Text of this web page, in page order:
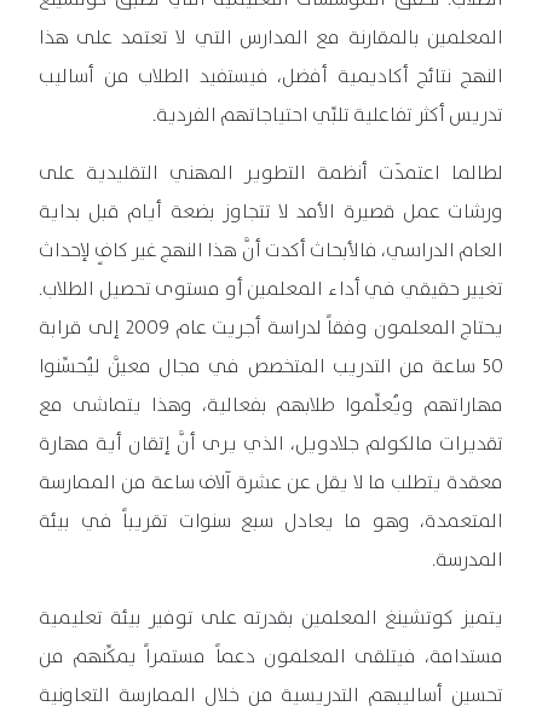
المعلمين بالمقارنة مع المدارس التي لا تعتمد على هذا
النهج نتائج أكاديمية أفضل، فيستفيد الطلاب من أساليب
تدريس أكثر تفاعلية تلبِّي احتياجاتهم الفردية.
لطالما اعتمدَت أنظمة التطوير المهني التقليدية على
ورشات عمل قصيرة الأمد لا تتجاوز بضعة أيام قبل بداية
العام الدراسي، فالأبحاث أكدت أنَّ هذا النهج غير كافٍ لإحداث
تغيير حقيقي في أداء المعلمين أو مستوى تحصيل الطلاب.
يحتاج المعلمون وفقاً لدراسة أجريت عام 2009 إلى قرابة
50 ساعة من التدريب المتخصص في مجال معيَّن ليُحسِّنوا
مهاراتهم ويُعلِّموا طلابهم بفعالية، وهذا يتماشى مع
تقديرات مالكولم جلادويل، الذي يرى أنَّ إتقان أية مهارة
معقدة يتطلب ما لا يقل عن عشرة آلاف ساعة من الممارسة
المتعمدة، وهو ما يعادل سبع سنوات تقريباً في بيئة
المدرسة.
يتميز كوتشينغ المعلمين بقدرته على توفير بيئة تعليمية
مستدامة، فيتلقى المعلمون دعماً مستمراً يمكِّنهم من
تحسين أساليبهم التدريسية من خلال الممارسة التعاونية